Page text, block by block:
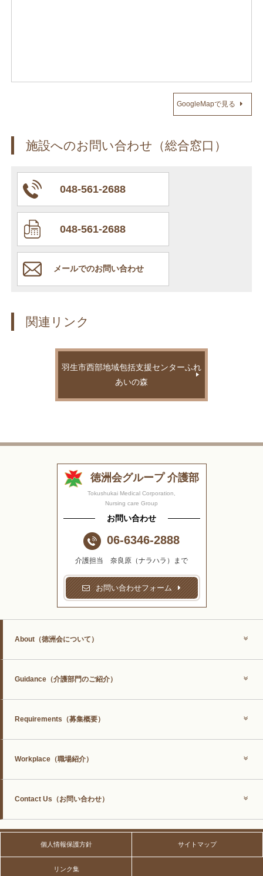
GoogleMapで見る
施設へのお問い合わせ（総合窓口）
048-561-2688
048-561-2688
メールでのお問い合わせ
関連リンク
羽生市西部地域包括支援センターふれ
あいの森
徳洲会グループ 介護部
Tokushukai Medical Corporation,
Nursing care Group
お問い合わせ
06-6346-2888
介護担当 奈良原（ナラハラ）まで
お問い合わせフォーム
About （徳洲会について）
Guidance （介護部門のご紹介）
Requirements （募集概要）
Workplace （職場紹介）
Contact Us （お問い合わせ）
個人情報保護方針 サイトマップ
リンク集